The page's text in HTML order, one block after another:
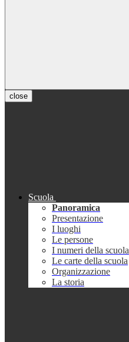
close
Scuola
Panoramica
Presentazione
I luoghi
Le persone
I numeri della scuola
Le carte della scuola
Organizzazione
La storia